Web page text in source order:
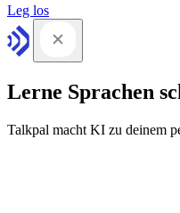
Leg los
Lerne Sprachen
Talkpal macht KI zu deinem